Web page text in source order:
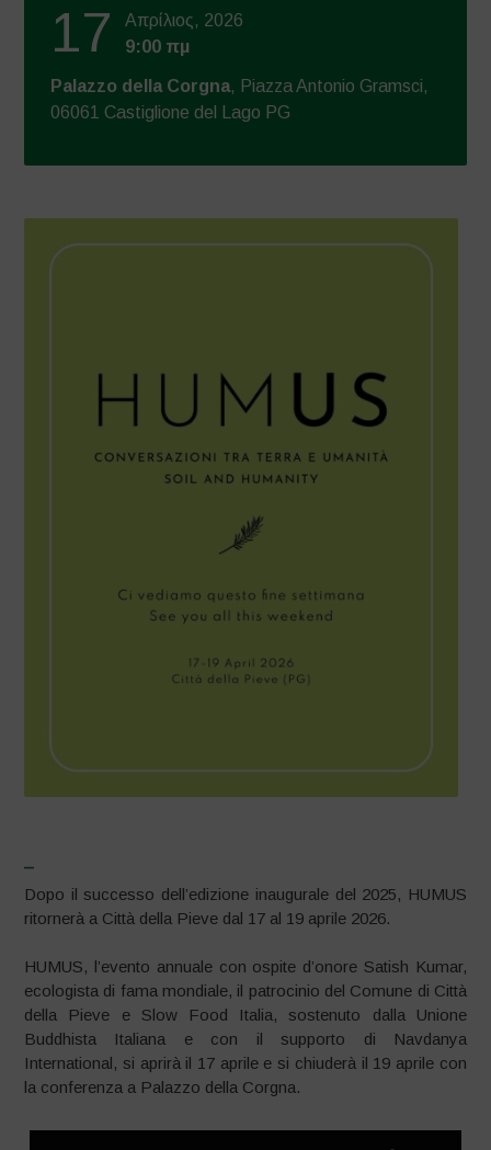
17
Απρίλιος, 2026
9:00 πμ
Palazzo della Corgna, Piazza Antonio Gramsci,
06061 Castiglione del Lago PG
–
Dopo il successo dell’edizione inaugurale del 2025, HUMUS
ritornerà a Città della Pieve dal 17 al 19 aprile 2026.
HUMUS, l’evento annuale con ospite d’onore Satish Kumar,
ecologista di fama mondiale, il patrocinio del Comune di Città
della Pieve e Slow Food Italia, sostenuto dalla Unione
Buddhista Italiana e con il supporto di Navdanya
International, si aprirà il 17 aprile e si chiuderà il 19 aprile con
la conferenza a Palazzo della Corgna.